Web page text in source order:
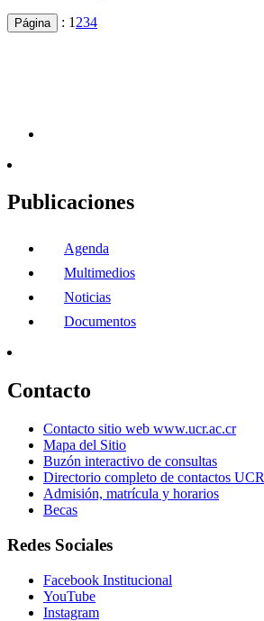
Página : 1 234
Publicaciones
Agenda
Multimedios
Noticias
Documentos
Contacto
Contacto sitio web www.ucr.ac.cr
Mapa del Sitio
Buzón interactivo de consultas
Directorio completo de contactos UCR
Admisión, matrícula y horarios
Becas
Redes Sociales
Facebook Institucional
YouTube
Instagram